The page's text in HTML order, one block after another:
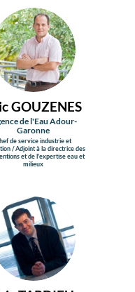
EG
GOUZENES
de l'Eau Adour-
Garonne
de service industrie et
/ Adjoint à la directrice des
et de l'expertise eau et
milieux
ET